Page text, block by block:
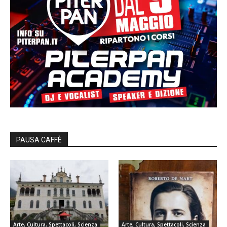
PAUSA CAFFÈ
Arte, Cultura, Spettacoli, Scienza Arte, Cultura, Spettacoli, Scienza